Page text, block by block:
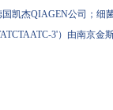
凯杰QIAGEN公司；
3'）由南京金斯